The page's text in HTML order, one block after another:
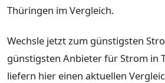
Thüringen im Vergleich.
Wechsle jetzt zum günstigsten
günstigsten Anbieter für Strom in
liefern hier einen aktuellen